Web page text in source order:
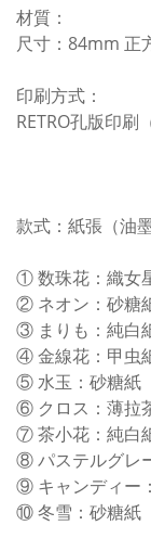
材質：
尺寸：84mm 正
印刷方式：
RETRO孔版印刷
款式：紙張（油
① 数珠花：織女
② ネオン：砂糖
③ まりも：純白
④ 金線花：甲虫
⑤ 水玉：砂糖紙
⑥ クロス：薄拉
⑦ 茶小花：純白
⑧ パステルグレ
⑨ キャンディー
⑩ 冬雪：砂糖紙